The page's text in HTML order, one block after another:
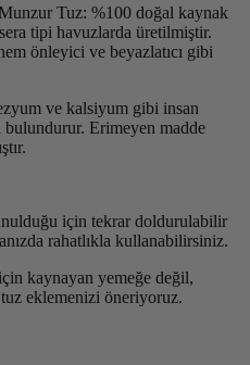
Tuz: %100 doğal kaynak
tipi havuzlarda üretilmiştir.
önleyici ve beyazlatıcı gibi
ve kalsiyum gibi insan
bulundurur. Erimeyen madde
için tekrar doldurulabilir
rahatlıkla kullanabilirsiniz.
kaynayan yemeğe değil,
eklemenizi öneriyoruz.